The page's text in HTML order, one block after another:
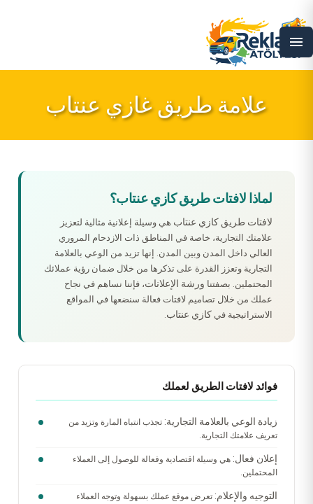
menu
علامة طريق غازي عنتاب
لماذا لافتات طريق كازي عنتاب؟
لافتات طريق كازي عنتاب هي وسيلة إعلانية مثالية لتعزيز
علامتك التجارية، خاصة في المناطق ذات الازدحام المروري
العالي داخل المدن وبين المدن. إنها تزيد من الوعي بالعلامة
التجارية وتعزز القدرة على تذكرها من خلال ضمان رؤية عملائك
المحتملين. بصفتنا ورشة الإعلانات، فإننا نساهم في نجاح
عملك من خلال تصاميم لافتات فعالة سنضعها في المواقع
الاستراتيجية في كازي عنتاب.
فوائد لافتات الطريق لعملك
زيادة الوعي بالعلامة التجارية: تجذب انتباه المارة وتزيد من
تعريف علامتك التجارية.
إعلان فعال: هي وسيلة اقتصادية وفعالة للوصول إلى العملاء
المحتملين.
التوجيه والإعلام: تعرض موقع عملك بسهولة وتوجه العملاء